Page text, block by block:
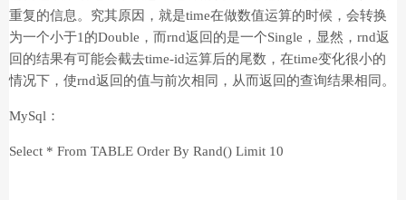
重复的信息。究其原因，就是time在做数值运算的时候，会转换
为一个小于1的Double，而rnd返回的是一个Single，显然，rnd返
回的结果有可能会截去time-id运算后的尾数，在time变化很小的
情况下，使rnd返回的值与前次相同，从而返回的查询结果相同。
MySql：
Select * From TABLE Order By Rand() Limit 10